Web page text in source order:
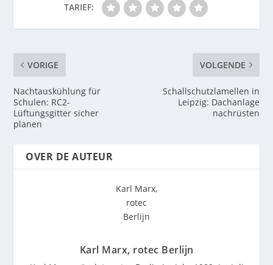
TARIEF:
VORIGE
Nachtauskühlung für
Schulen: RC2-
Lüftungsgitter sicher
planen
VOLGENDE
Schallschutzlamellen in
Leipzig: Dachanlage
nachrüsten
OVER DE AUTEUR
Karl Marx, rotec Berlijn